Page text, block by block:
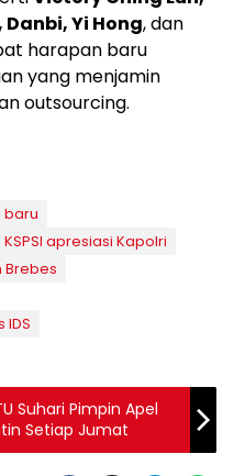
Yi Hong, dan
harapan baru
yang menjamin
outsourcing.
baru
KSPSI apresiasi Kapolri
Brebes
IDS
Suhari Pimpin Apel
Setiap Jumat